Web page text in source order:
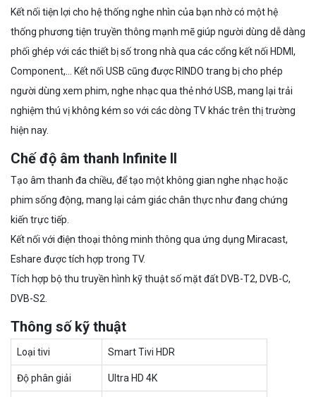
Kết nối tiện lợi cho hệ thống nghe nhìn của bạn nhờ có một hệ
thống phương tiện truyền thông mạnh mẽ giúp người dùng dễ dàng
phối ghép với các thiết bị số trong nhà qua các cổng kết nối HDMI,
Component,… Kết nối USB cũng được RINDO trang bị cho phép
người dùng xem phim, nghe nhạc qua thẻ nhớ USB, mang lại trải
nghiệm thú vị không kém so với các dòng TV khác trên thị trường
hiện nay.
Chế độ âm thanh Infinite II
Tạo âm thanh đa chiều, để tạo một không gian nghe nhạc hoặc
phim sống động, mang lại cảm giác chân thực như đang chứng
kiến trực tiếp.
Kết nối với điện thoại thông minh thông qua ứng dụng Miracast,
Eshare được tích hợp trong TV.
Tích hợp bộ thu truyền hình kỹ thuật số mặt đất DVB-T2, DVB-C,
DVB-S2.
Thông số kỹ thuật
Loại tivi Smart Tivi HDR
Độ phân giải Ultra HD 4K